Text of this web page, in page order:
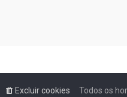
Todos os
Excluir cookies